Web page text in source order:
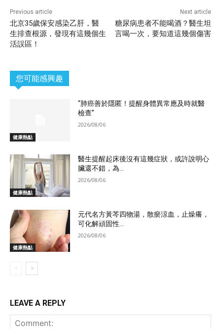
Previous article
北京35歲保安感染乙肝，醫
生排查根源，發現有這幾個生
活誤區！
Next article
糖尿病患者不能喝酒？醫生坦
言喝一次，要知道這幾個傷害
您可能感興趣
健康熱點
“肺癌善於隱匿！提醒身體異常應及時就醫
檢查”
2026/08/06
健康熱點
醫生提醒起床後沒有這幾症狀，或許說明心
臟還不錯，為...
2026/08/06
健康熱點
元代名方黃芩四物湯，散瘀涼血，止燥癢，
可化解頑固性...
2026/08/06
LEAVE A REPLY